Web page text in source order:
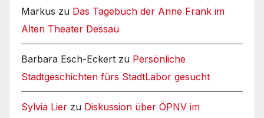
Markus zu Das Tagebuch der Anne Frank im
Alten Theater Dessau
Barbara Esch-Eckert zu Persönliche
Stadtgeschichten fürs StadtLabor gesucht
Sylvia Lier zu Diskussion über ÖPNV im